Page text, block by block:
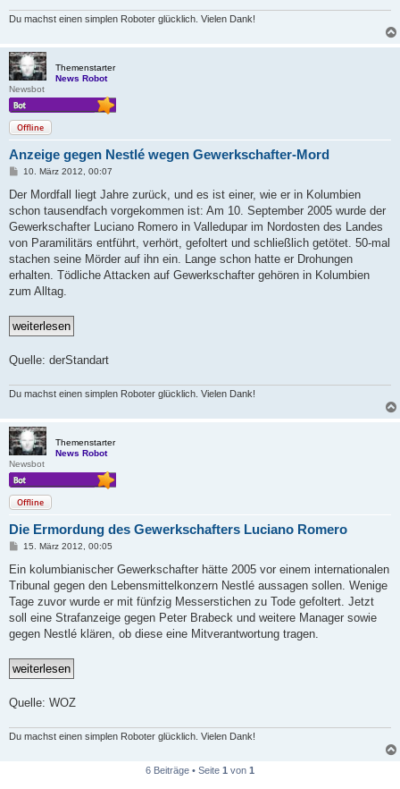
Du machst einen simplen Roboter glücklich. Vielen Dank!
Themenstarter
News Robot
Newsbot
Offline
Anzeige gegen Nestlé wegen Gewerkschafter-Mord
B
i
r
a
10. März 2012, 00:07
Der Mordfall liegt Jahre zurück, und es ist einer, wie er in Kolumbien
schon tausendfach vorgekommen ist: Am 10. September 2005 wurde der
Gewerkschafter Luciano Romero in Valledupar im Nordosten des Landes
von Paramilitärs entführt, verhört, gefoltert und schließlich getötet. 50-mal
stachen seine Mörder auf ihn ein. Lange schon hatte er Drohungen
erhalten. Tödliche Attacken auf Gewerkschafter gehören in Kolumbien
zum Alltag.
Quelle: derStandart
Du machst einen simplen Roboter glücklich. Vielen Dank!
Themenstarter
News Robot
Newsbot
Offline
Die Ermordung des Gewerkschafters Luciano Romero
B
i
r
a
g
15. März 2012, 00:05
Ein kolumbianischer Gewerkschafter hätte 2005 vor einem internationalen
Tribunal gegen den Lebensmittelkonzern Nestlé aussagen sollen. Wenige
Tage zuvor wurde er mit fünfzig Messerstichen zu Tode gefoltert. Jetzt
soll eine Strafanzeige gegen Peter Brabeck und weitere Manager sowie
gegen Nestlé klären, ob diese eine Mitverantwortung tragen.
Quelle: WOZ
Du machst einen simplen Roboter glücklich. Vielen Dank!
6 Beiträge • Seite 1 von 1